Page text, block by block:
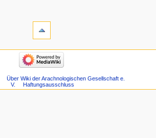
Über Wiki der Arachnologischen Gesellschaft e.
V.
Haftungsausschluss